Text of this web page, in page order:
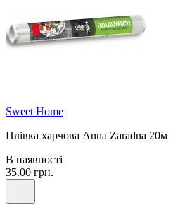
Sweet Home
Плівка харчова Anna Zaradna 20м
В наявності
35.00 грн.